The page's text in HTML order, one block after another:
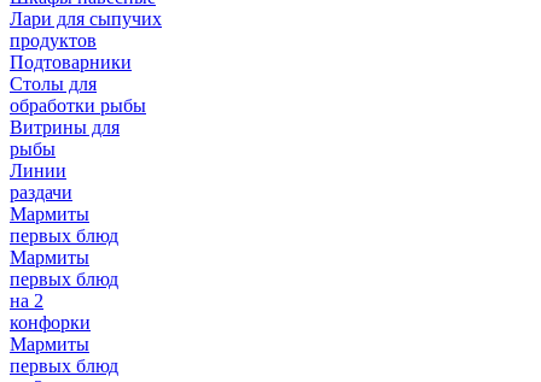
Лари для сыпучих
продуктов
Подтоварники
Столы для
обработки рыбы
Витрины для
рыбы
Линии
раздачи
Мармиты
первых блюд
Мармиты
первых блюд
на 2
конфорки
Мармиты
первых блюд